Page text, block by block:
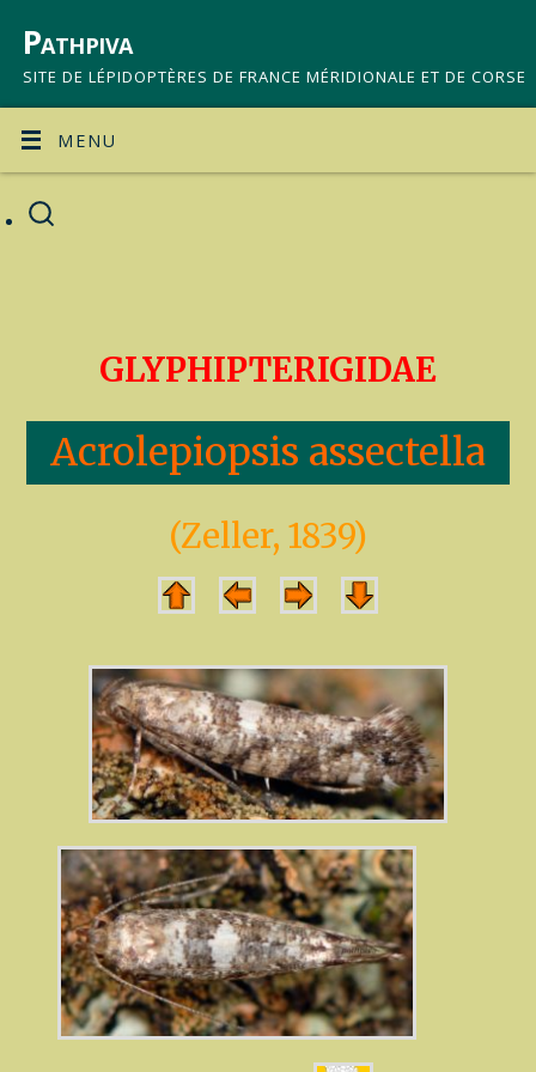
Pathpiva
SITE DE LÉPIDOPTÈRES DE FRANCE MÉRIDIONALE ET DE CORSE
MENU
GLYPHIPTERIGIDAE
Acrolepiopsis assectella
(Zeller, 1839)